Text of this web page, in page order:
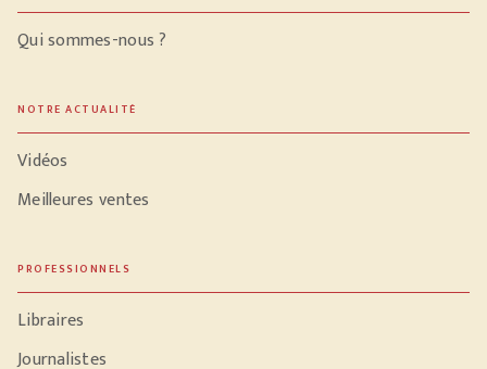
Qui sommes-nous ?
NOTRE ACTUALITÉ
Vidéos
Meilleures ventes
PROFESSIONNELS
Libraires
Journalistes